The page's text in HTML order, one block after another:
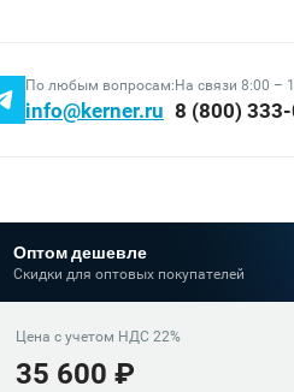
По любым вопросам:
info@kerner.ru
На связи 8:00 –
8 (800)
Оптом дешевле
Скидки для оптовых покупателей
Цена с учетом НДС 22%
35 600 ₽